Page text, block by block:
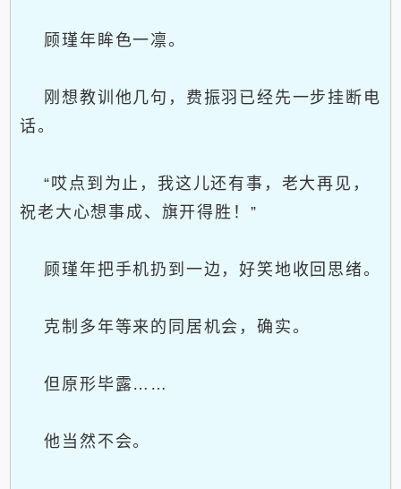
顾瑾年眸色一凛。
刚想教训他几句，费振羽已经先一步挂断电
话。
“哎点到为止，我这儿还有事，老大再见，
祝老大心想事成、旗开得胜！”
顾瑾年把手机扔到一边，好笑地收回思绪。
克制多年等来的同居机会，确实。
但原形毕露……
他当然不会。